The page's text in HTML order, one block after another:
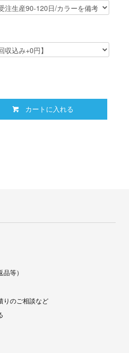
カートに入れる
等）
りのご相談など